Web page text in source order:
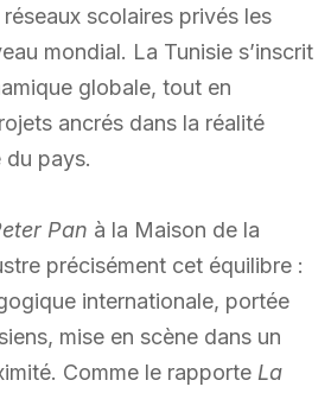
réseaux scolaires privés les
mondial. La Tunisie s’inscrit
globale, tout en
ancrés dans la réalité
du pays.
Pan à la Maison de la
précisément cet équilibre :
internationale, portée
mise en scène dans un
Comme le rapporte La